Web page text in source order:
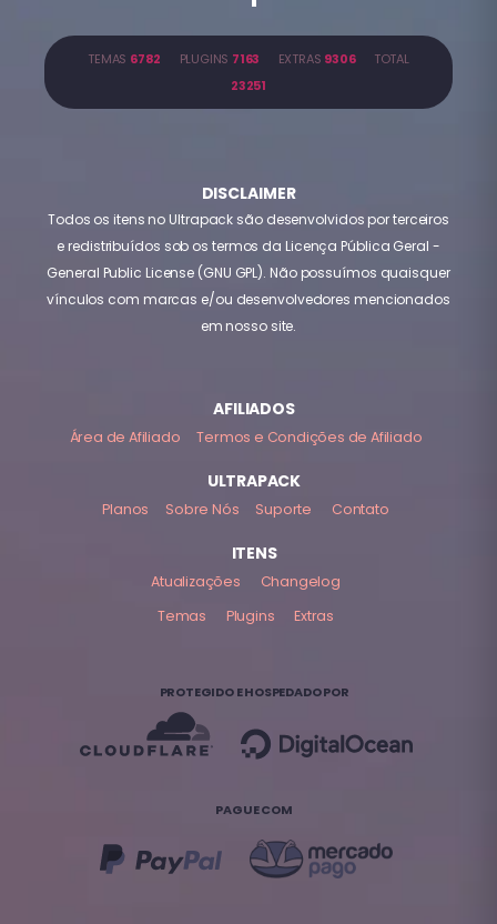
TEMAS 6782 PLUGINS 7163 EXTRAS 9306TOTAL
23251
DISCLAIMER
Todos os itens no Ultrapack são desenvolvidos por terceiros
e redistribuídos sob os termos da Licença Pública Geral -
General Public License (GNU GPL). Não possuímos quaisquer
vínculos com marcas e/ou desenvolvedores mencionados
em nosso site.
AFILIADOS
Área de Afiliado Termos e Condições de Afiliado
ULTRAPACK
Planos Sobre Nós Suporte Contato
ITENS
Atualizações
Changelog
Temas
Plugins Extras
PROTEGIDO E HOSPEDADO POR
PAGUE COM